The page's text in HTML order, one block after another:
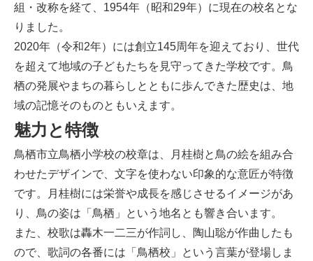
組・改称を経て、1954年（昭和29年）に現在の校名とな
りました。
2020年（令和2年）には創立145周年を迎えており、世代
を超えて地域の子どもたちを見守ってきた学校です。鳥
栖の発展やまちの暮らしとともに歩んできた歴史は、地
域の記憶そのものともいえます。
魅力と特徴
鳥栖市立鳥栖小学校の校章は、月桂樹と鳥の絵を組み合
わせたデザインで、文字を使わない印象的な意匠が特徴
です。月桂樹には栄誉や成長を感じさせるイメージがあ
り、鳥の姿は「鳥栖」という地名とも響き合います。
また、校歌は轟木一二三が作詞し、陶山聡が作曲したも
ので、歌詞の各番には「鳥栖校」という言葉が登場しま